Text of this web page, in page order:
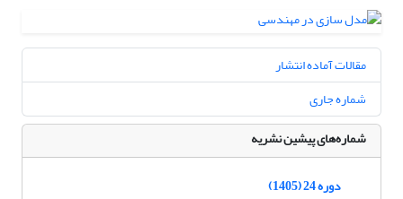
مقالات آماده انتشار
شماره جاری
شماره‌های پیشین نشریه
دوره 24 (1405)